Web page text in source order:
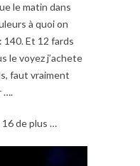
le matin dans
à quoi on
140. Et 12 fards
le voyez j’achete
faut vraiment
….
de plus …